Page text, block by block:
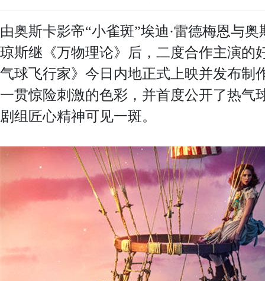
由奥斯卡影帝“小雀斑”埃迪·雷德梅恩与
琼斯继《万物理论》后，二度合作主演的
气球飞行家》今日内地正式上映并发布制
一贯惊险刺激的色彩，并首度公开了热气
剧组匠心精神可见一斑。